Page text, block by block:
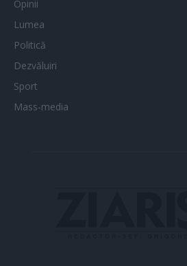
Opinii
Lumea
Politică
Dezvăluiri
Sport
Mass-media